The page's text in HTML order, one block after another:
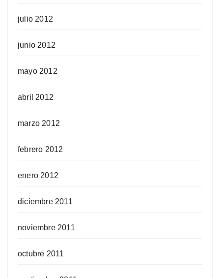
julio 2012
junio 2012
mayo 2012
abril 2012
marzo 2012
febrero 2012
enero 2012
diciembre 2011
noviembre 2011
octubre 2011